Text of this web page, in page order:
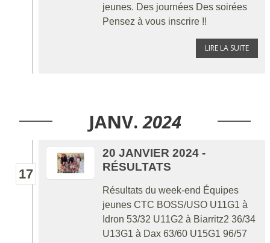
jeunes. Des journées Des soirées
Pensez à vous inscrire !!
LIRE LA SUITE
JANV. 2024
17
20 JANVIER 2024 -
RÉSULTATS
Résultats du week-end Équipes
jeunes CTC BOSS/USO U11G1 à
Idron 53/32 U11G2 à Biarritz2 36/34
U13G1 à Dax 63/60 U15G1 96/57